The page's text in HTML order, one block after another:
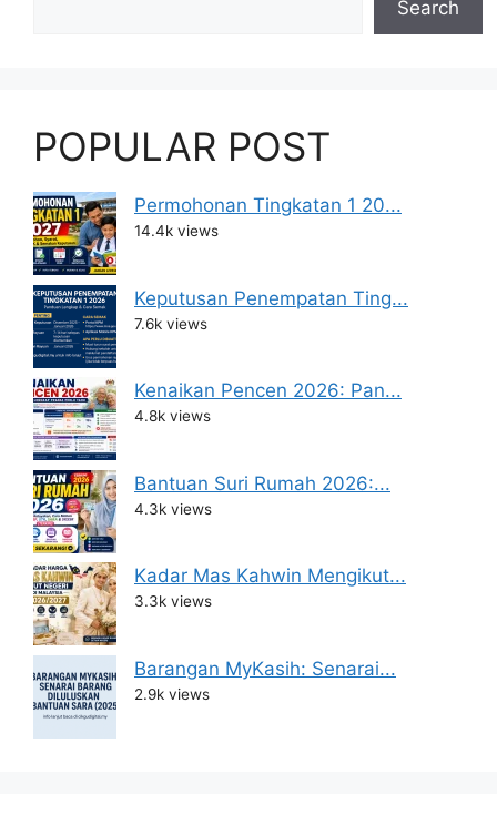
Search
POPULAR POST
Permohonan Tingkatan 1 20...
14.4k views
Keputusan Penempatan Ting...
7.6k views
Kenaikan Pencen 2026: Pan...
4.8k views
Bantuan Suri Rumah 2026:...
4.3k views
Kadar Mas Kahwin Mengikut...
3.3k views
Barangan MyKasih: Senarai...
2.9k views